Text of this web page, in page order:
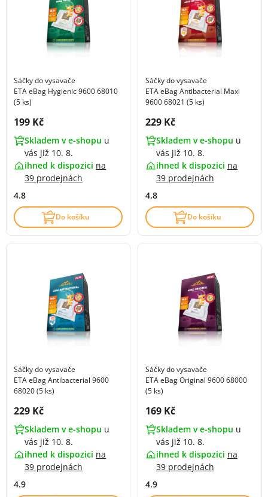
Sáčky do vysavače
ETA eBag Hygienic 9600 68010
(5 ks)
Cena s DPH:
199 Kč
Skladem v e-shopu u
vás již 10. 8.
ihned k dispozici na
39 prodejnách
4.8
Do košíku
Sáčky do vysavače
ETA eBag Antibacterial Maxi
9600 68021 (5 ks)
Cena s DPH:
229 Kč
Skladem v e-shopu u
vás již 10. 8.
ihned k dispozici na
39 prodejnách
4.8
Do košíku
Sáčky do vysavače
ETA eBag Antibacterial 9600
68020 (5 ks)
Cena s DPH:
229 Kč
Skladem v e-shopu u
vás již 10. 8.
ihned k dispozici na
39 prodejnách
4.9
Sáčky do vysavače
ETA eBag Original 9600 68000
(5 ks)
Cena s DPH:
169 Kč
Skladem v e-shopu u
vás již 10. 8.
ihned k dispozici na
39 prodejnách
4.9